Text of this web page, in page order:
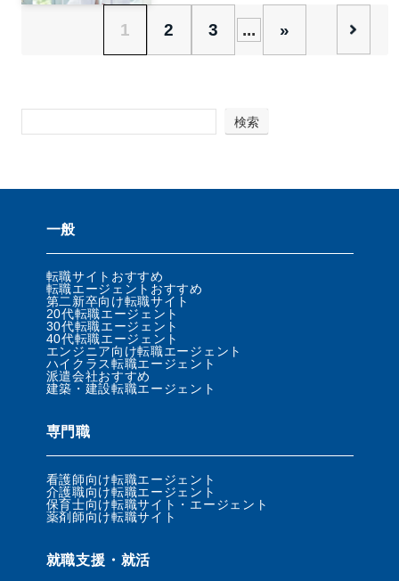
1 2 3 ... »
検索
一般
転職サイトおすすめ
転職エージェントおすすめ
第二新卒向け転職サイト
20代転職エージェント
30代転職エージェント
40代転職エージェント
エンジニア向け転職エージェント
ハイクラス転職エージェント
派遣会社おすすめ
建築・建設転職エージェント
専門職
看護師向け転職エージェント
介護職向け転職エージェント
保育士向け転職サイト・エージェント
薬剤師向け転職サイト
就職支援・就活